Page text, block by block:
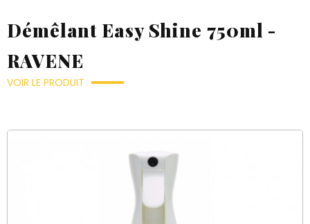
Démêlant Easy Shine 750ml -
RAVENE
VOIR LE PRODUIT